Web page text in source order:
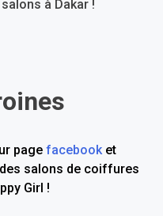
page facebook et
salons de coiffures
Girl !